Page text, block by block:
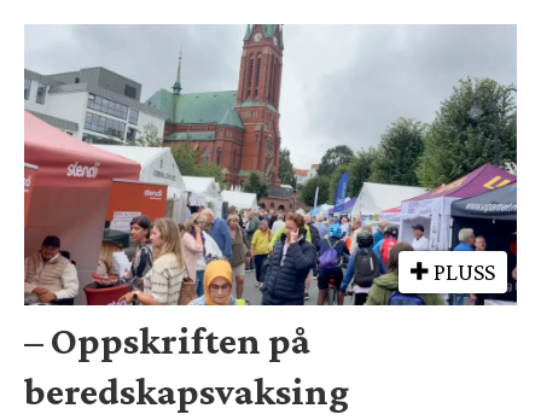
PLUSS
– Oppskriften på
beredskapsvaksing